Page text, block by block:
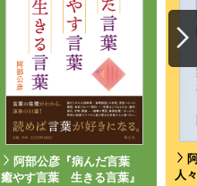
阿部公彦『病んだ言葉
癒やす言葉 生きる言葉』
人